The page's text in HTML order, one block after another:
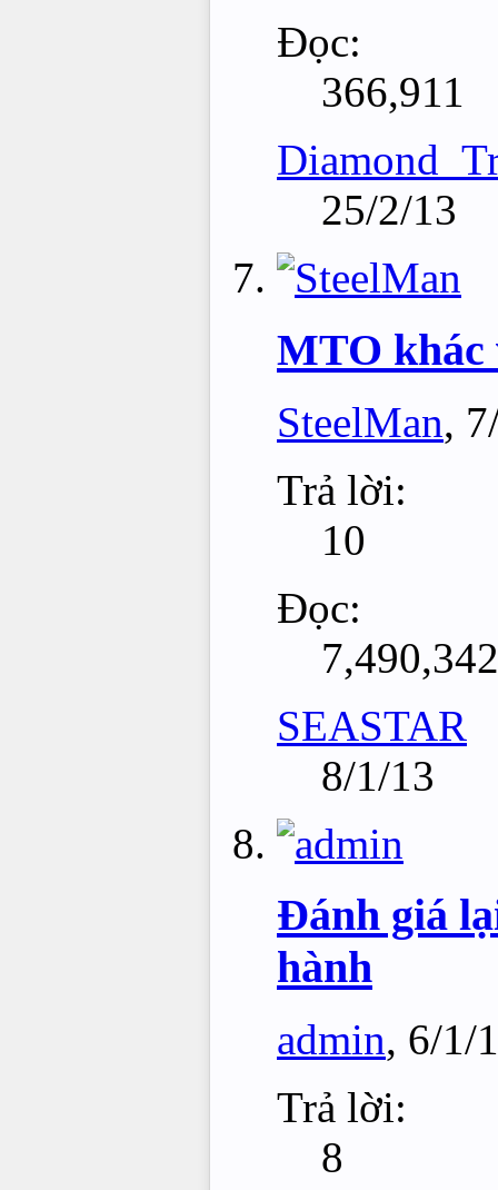
Đọc:
366,911
25/2/13
MTO khác
SteelMan,
Trả lời:
10
Đọc:
7,490,342
SEASTAR
8/1/13
Đánh giá
hành
admin, 6/1/
Trả lời:
8